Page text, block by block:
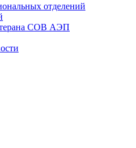
отделений
CОВ АЭП